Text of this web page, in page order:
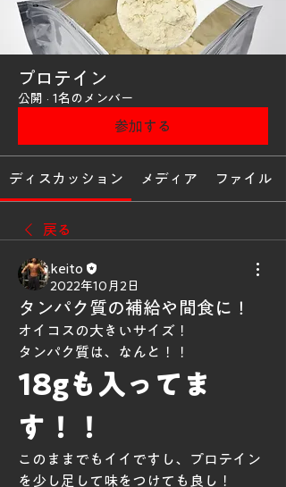
プロテイン
公開 · 1名のメンバー
参加する
ディスカッション メディア ファイル
戻る
keito
2022年10月2日
タンパク質の補給や間食に！
オイコスの大きいサイズ！
タンパク質は、なんと！！
18gも入ってま
す！！
このままでもイイですし、プロテイン
を少し足して味をつけても良し！